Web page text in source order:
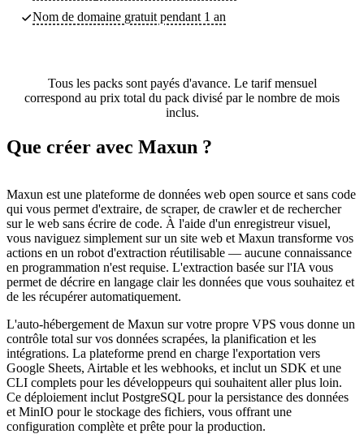
Nom de domaine gratuit pendant 1 an
Tous les packs sont payés d'avance. Le tarif mensuel
correspond au prix total du pack divisé par le nombre de mois
inclus.
Que créer avec Maxun ?
Maxun est une plateforme de données web open source et sans code
qui vous permet d'extraire, de scraper, de crawler et de rechercher
sur le web sans écrire de code. À l'aide d'un enregistreur visuel,
vous naviguez simplement sur un site web et Maxun transforme vos
actions en un robot d'extraction réutilisable — aucune connaissance
en programmation n'est requise. L'extraction basée sur l'IA vous
permet de décrire en langage clair les données que vous souhaitez et
de les récupérer automatiquement.
L'auto-hébergement de Maxun sur votre propre VPS vous donne un
contrôle total sur vos données scrapées, la planification et les
intégrations. La plateforme prend en charge l'exportation vers
Google Sheets, Airtable et les webhooks, et inclut un SDK et une
CLI complets pour les développeurs qui souhaitent aller plus loin.
Ce déploiement inclut PostgreSQL pour la persistance des données
et MinIO pour le stockage des fichiers, vous offrant une
configuration complète et prête pour la production.